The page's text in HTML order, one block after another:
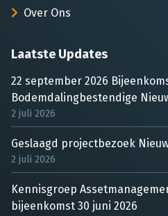
Over Ons
Laatste Updates
22 september 2026
Bodemdalingbestendige
2 juli 2026
Geslaagd projectbezoek
2 juli 2026
Kennisgroep
bijeenkomst 30 juni 2026